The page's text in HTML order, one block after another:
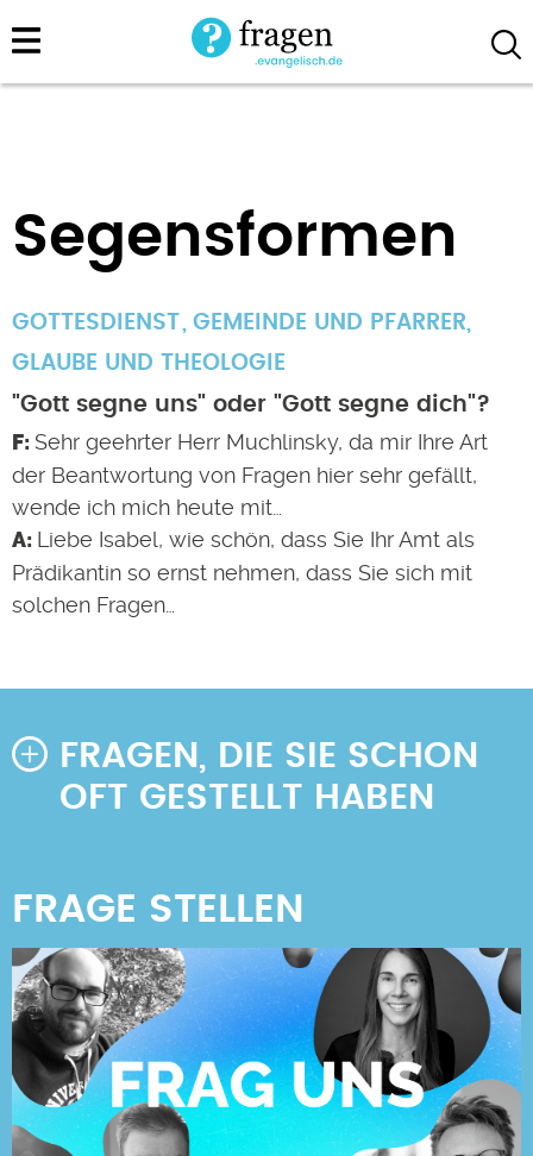
Direkt
zum
Segensformen
GOTTESDIENST GEMEINDE UND PFARRER,
GLAUBE UND THEOLOGIE
"Gott segne uns" oder "Gott segne dich"?
Sehr geehrter Herr Muchlinsky, da mir Ihre Art
der Beantwortung von Fragen hier sehr gefällt,
wende ich mich heute mit…
Liebe Isabel, wie schön, dass Sie Ihr Amt als
Prädikantin so ernst nehmen, dass Sie sich mit
solchen Fragen…
FRAGEN, DIE SIE SCHON
OFT GESTELLT HABEN